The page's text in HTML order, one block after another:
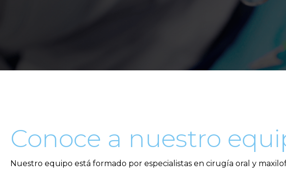
Conoce a nuestro
Nuestro equipo está formado por especialistas en cirugía oral y